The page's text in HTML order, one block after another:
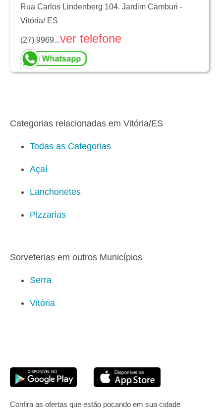
Rua Carlos Lindenberg 104. Jardim Camburi -
Vitória/ ES
(27) 9969...ver telefone
Categorias relacionadas em Vitória/ES
Todas as Categorias
Açaí
Lanchonetes
Pizzarias
Sorveterias em outros Municípios
Serra
Vitória
Confira as ofertas que estão pocando em sua cidade